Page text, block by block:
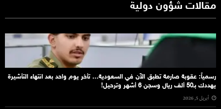
مقالات شؤون دولية
رسمياً: عقوبة صارمة تطبق الآن في السعودية… تأخر يوم واحد بعد انتهاء التأشيرة
يهددك بـ50 ألف ريال وسجن 6 أشهر وترحيل!
أبريل 5, 2026